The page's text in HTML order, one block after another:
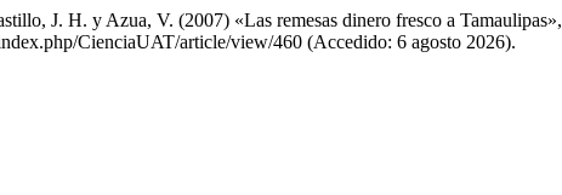
J. H. y Azua, V. (2007) «Las remesas dinero fresco a Tamaulipas»,
CienciaUAT/article/view/460 (Accedido: 6 agosto 2026).